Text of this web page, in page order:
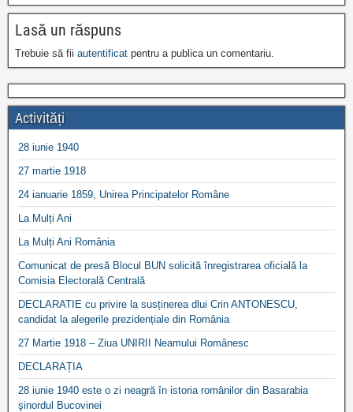
Lasă un răspuns
Trebuie să fii autentificat pentru a publica un comentariu.
Activități
28 iunie 1940
27 martie 1918
24 ianuarie 1859, Unirea Principatelor Române
La Mulți Ani
La Mulți Ani România
Comunicat de presă Blocul BUN solicită înregistrarea oficială la
Comisia Electorală Centrală
DECLARATIE cu privire la susținerea dlui Crin ANTONESCU,
candidat la alegerile prezidențiale din România
27 Martie 1918 – Ziua UNIRII Neamului Românesc
DECLARAȚIA
28 iunie 1940 este o zi neagră în istoria românilor din Basarabia
şinordul Bucovinei